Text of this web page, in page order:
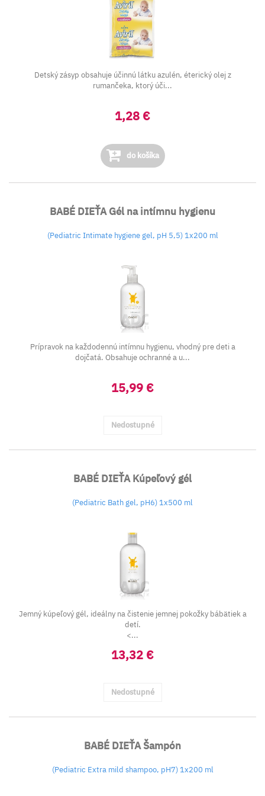
Detský zásyp obsahuje účinnú látku azulén, éterický olej z
rumančeka, ktorý úči...
1,28 €
do košíka
BABÉ DIEŤA Gél na intímnu hygienu
(Pediatric Intimate hygiene gel, pH 5,5) 1x200 ml
Prípravok na každodennú intímnu hygienu, vhodný pre deti a
dojčatá. Obsahuje ochranné a u...
15,99 €
Nedostupné
BABÉ DIEŤA Kúpeľový gél
(Pediatric Bath gel, pH6) 1x500 ml
Jemný kúpeľový gél, ideálny na čistenie jemnej pokožky bábätiek a
detí.
<...
13,32 €
Nedostupné
BABÉ DIEŤA Šampón
(Pediatric Extra mild shampoo, pH7) 1x200 ml